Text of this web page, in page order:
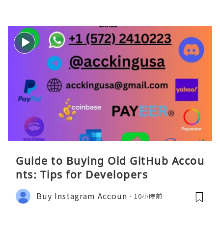
Guide to Buying Old GitHub Accou
nts: Tips for Developers
Buy Instagram Accoun 10小時前